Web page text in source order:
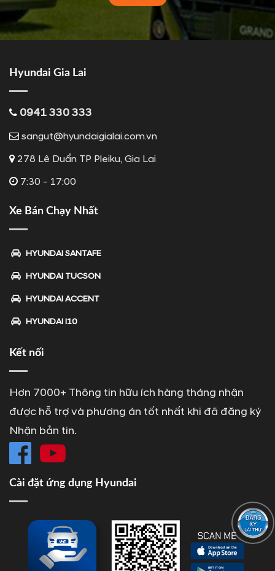
Hyundai Gia Lai
0941 330 333
sangut@hyundaigialai.com.vn
278 Lê Duẩn TP Pleiku, Gia Lai
7:30 - 17:00
Xe Bán Chạy Nhất
HYUNDAI SANTAFE
HYUNDAI TUCSON
HYUNDAI ACCENT
HYUNDAI I10
Kết nối
Hơn 7000+ Thông tin hữu ích hàng tháng nhận
được hỗ trợ và phương án tốt nhất khi đã đăng ký
Nhận bản tin.
Cài đặt ứng dụng Hyundai